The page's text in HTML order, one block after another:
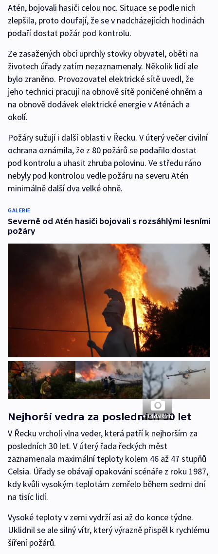
Atén, bojovali hasiči celou noc. Situace se podle nich
zlepšila, proto doufají, že se v nadcházejících hodinách
podaří dostat požár pod kontrolu.
Ze zasažených obcí uprchly stovky obyvatel, oběti na
životech úřady zatím nezaznamenaly. Několik lidí ale
bylo zraněno. Provozovatel elektrické sítě uvedl, že
jeho technici pracují na obnově sítě poničené ohněm a
na obnově dodávek elektrické energie v Aténách a
okolí.
Požáry sužují i další oblasti v Řecku. V úterý večer civilní
ochrana oznámila, že z 80 požárů se podařilo dostat
pod kontrolu a uhasit zhruba polovinu. Ve středu ráno
nebyly pod kontrolou vedle požáru na severu Atén
minimálně další dva velké ohně.
GALERIE
Severně od Atén hasiči bojovali s rozsáhlými lesními
požáry
+ 14 dalších
Nejhorší vedra za posledních 30 let
V Řecku vrcholí vlna veder, která patří k nejhorším za
posledních 30 let. V úterý řada řeckých měst
zaznamenala maximální teploty kolem 46 až 47 stupňů
Celsia. Úřady se obávají opakování scénáře z roku 1987,
kdy kvůli vysokým teplotám zemřelo během sedmi dní
na tisíc lidí.
Vysoké teploty v zemi vydrží asi až do konce týdne.
Uklidnil se ale silný vítr, který výrazně přispěl k rychlému
šíření požárů.